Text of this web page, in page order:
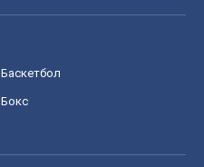
Баскетбол
Бокс